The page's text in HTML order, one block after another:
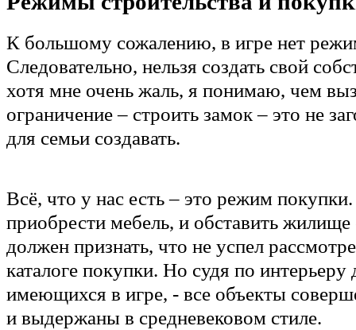
К большому сожалению, в игре нет
Следовательно, нельзя создать свой
хотя мне очень жаль, я понимаю, чем
ограничение – строить замок – это не
для семьи создавать.
Всё, что у нас есть – это режим
приобрести мебель, и обставить жилище
должен признать, что не успел
каталоге покупки. Но судя по
имеющихся в игре, - все объекты
и выдержаны в средневековом стиле.